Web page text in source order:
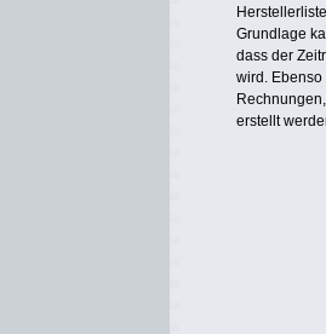
Grundlage
dass der
wird.
erstellt